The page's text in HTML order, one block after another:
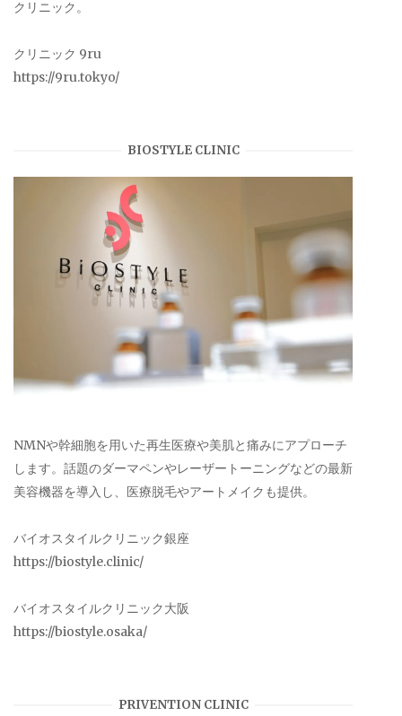
クリニック。
クリニック 9ru
https://9ru.tokyo/
BIOSTYLE CLINIC
NMNや幹細胞を用いた再生医療や美肌と痛みにアプローチ
します。話題のダーマペンやレーザートーニングなどの最新
美容機器を導入し、医療脱毛やアートメイクも提供。
バイオスタイルクリニック銀座
https://biostyle.clinic/
バイオスタイルクリニック大阪
https://biostyle.osaka/
PRIVENTION CLINIC